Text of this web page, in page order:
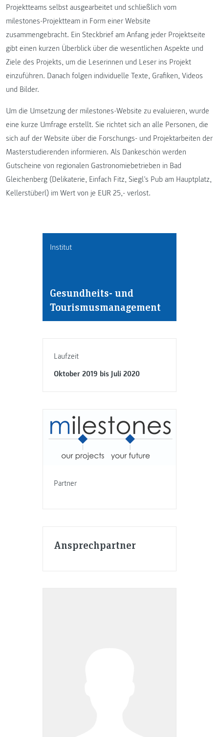
Institut
Gesundheits- und
Tourismusmanagement
Laufzeit
Oktober 2019 bis Juli 2020
Partner
Ansprechpartner
Projektteams selbst ausgearbeitet und schließlich vom
milestones-Projektteam in Form einer Website
zusammengebracht. Ein Steckbrief am Anfang jeder Projektseite
gibt einen kurzen Überblick über die wesentlichen Aspekte und
Ziele des Projekts, um die Leserinnen und Leser ins Projekt
einzuführen. Danach folgen individuelle Texte, Grafiken, Videos
und Bilder.
Um die Umsetzung der milestones-Website zu evaluieren, wurde
eine kurze Umfrage erstellt. Sie richtet sich an alle Personen, die
sich auf der Website über die Forschungs- und Projektarbeiten der
Masterstudierenden informieren. Als Dankeschön werden
Gutscheine von regionalen Gastronomiebetrieben in Bad
Gleichenberg (Delikaterie, Einfach Fitz, Siegl’s Pub am Hauptplatz,
Kellerstüberl) im Wert von je EUR 25,- verlost.